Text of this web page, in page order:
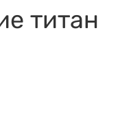
титан